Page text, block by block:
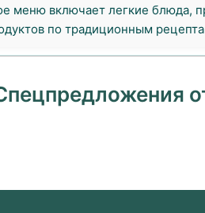
меню включает легкие блюда,
по традиционным